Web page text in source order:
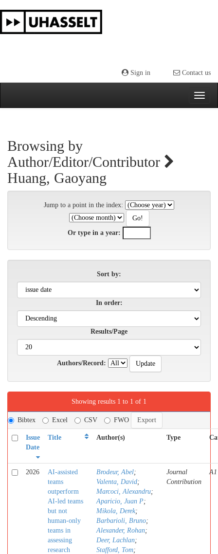
navigation
Sign in Contact us
Browsing by
Author/Editor/Contributor
Huang, Gaoyang
Jump to a point in the index:
Or type in a year:
Sort by:
In order:
Results/Page
Authors/Record:
Showing results 1 to 1 of 1
Bibtex Excel CSV FWO
Issue
Date
Title Author(s) Type
2026
AI-assisted
teams
outperform
AI-led teams
but not
human-only
teams in
assessing
research
Brodeur, Abel;
Valenta, David;
Marcoci, Alexandru;
Aparicio, Juan P;
Mikola, Derek;
Barbarioli, Bruno;
Alexander, Rohan;
Deer, Lachlan;
Stafford, Tom;
Journal
Contribution
A1